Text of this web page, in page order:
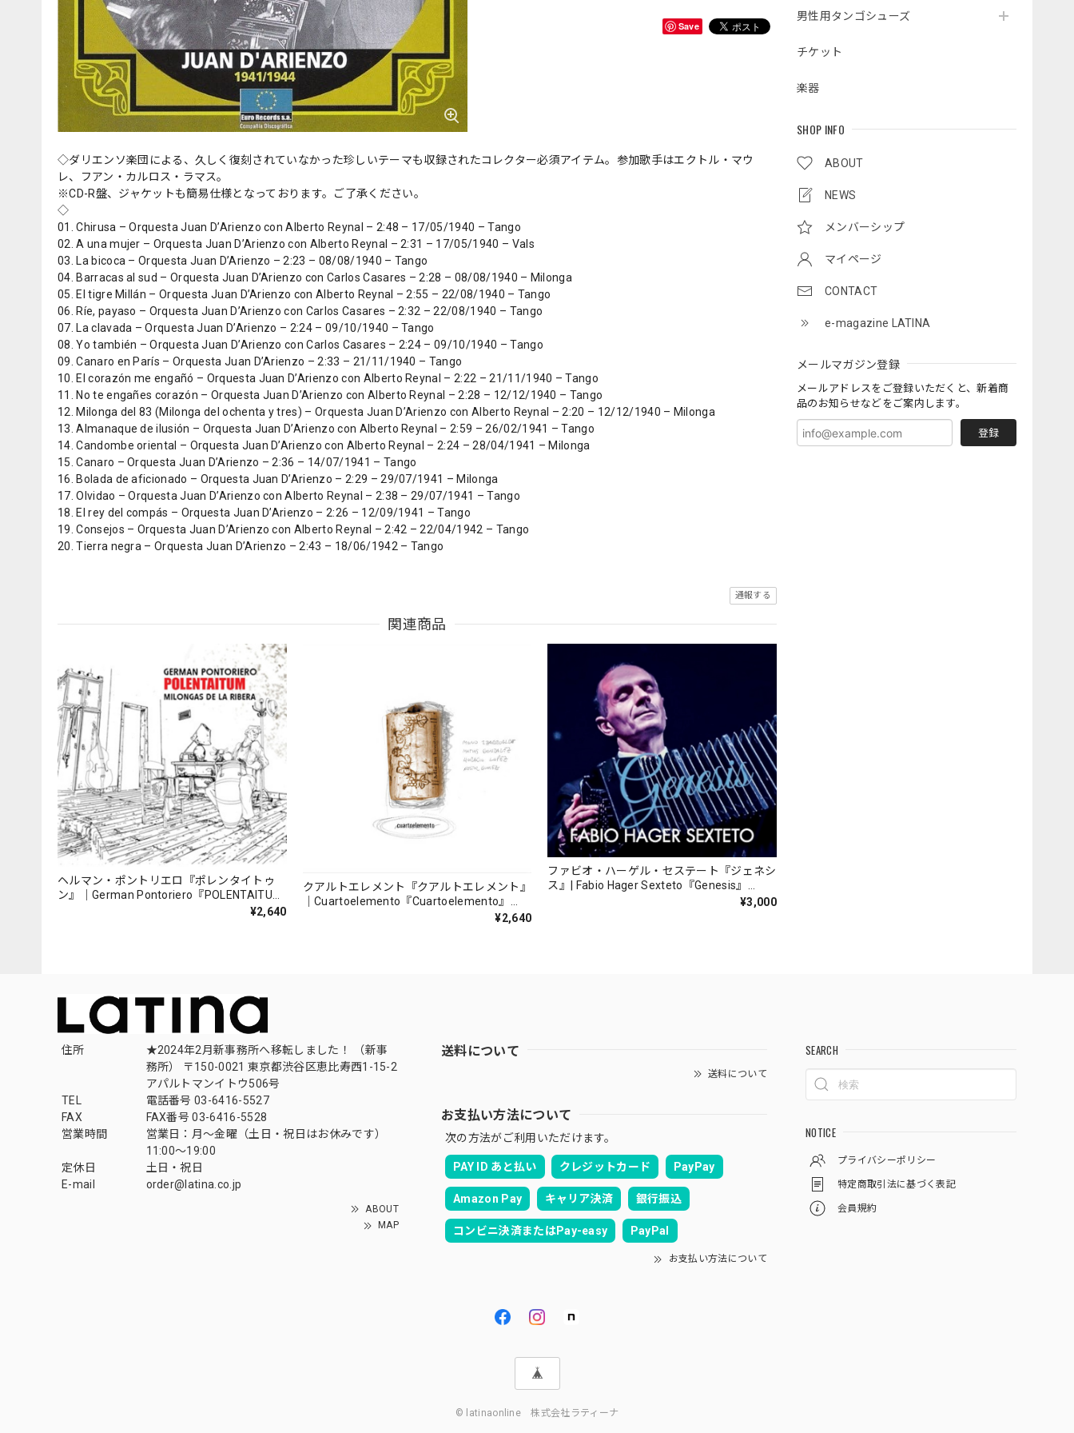
男性用タンゴシューズ
チケット
楽器
SHOP INFO
ABOUT
NEWS
メンバーシップ
マイページ
CONTACT
e-magazine LATINA
メールマガジン登録
メールアドレスをご登録いただくと、新着商
品のお知らせなどをご案内します。
登録
Save
◇ダリエンソ楽団による、久しく復刻されていなかった珍しいテーマも収録されたコレクター必須アイテム。参加歌手はエクトル・マウ
レ、フアン・カルロス・ラマス。
※CD-R盤、ジャケットも簡易仕様となっております。ご了承ください。
◇
01. Chirusa – Orquesta Juan D’Arienzo con Alberto Reynal – 2:48 – 17/05/1940 – Tango
02. A una mujer – Orquesta Juan D’Arienzo con Alberto Reynal – 2:31 – 17/05/1940 – Vals
03. La bicoca – Orquesta Juan D’Arienzo – 2:23 – 08/08/1940 – Tango
04. Barracas al sud – Orquesta Juan D’Arienzo con Carlos Casares – 2:28 – 08/08/1940 – Milonga
05. El tigre Millán – Orquesta Juan D’Arienzo con Alberto Reynal – 2:55 – 22/08/1940 – Tango
06. Ríe, payaso – Orquesta Juan D’Arienzo con Carlos Casares – 2:32 – 22/08/1940 – Tango
07. La clavada – Orquesta Juan D’Arienzo – 2:24 – 09/10/1940 – Tango
08. Yo también – Orquesta Juan D’Arienzo con Carlos Casares – 2:24 – 09/10/1940 – Tango
09. Canaro en París – Orquesta Juan D’Arienzo – 2:33 – 21/11/1940 – Tango
10. El corazón me engañó – Orquesta Juan D’Arienzo con Alberto Reynal – 2:22 – 21/11/1940 – Tango
11. No te engañes corazón – Orquesta Juan D’Arienzo con Alberto Reynal – 2:28 – 12/12/1940 – Tango
12. Milonga del 83 (Milonga del ochenta y tres) – Orquesta Juan D’Arienzo con Alberto Reynal – 2:20 – 12/12/1940 – Milonga
13. Almanaque de ilusión – Orquesta Juan D’Arienzo con Alberto Reynal – 2:59 – 26/02/1941 – Tango
14. Candombe oriental – Orquesta Juan D’Arienzo con Alberto Reynal – 2:24 – 28/04/1941 – Milonga
15. Canaro – Orquesta Juan D’Arienzo – 2:36 – 14/07/1941 – Tango
16. Bolada de aficionado – Orquesta Juan D’Arienzo – 2:29 – 29/07/1941 – Milonga
17. Olvidao – Orquesta Juan D’Arienzo con Alberto Reynal – 2:38 – 29/07/1941 – Tango
18. El rey del compás – Orquesta Juan D’Arienzo – 2:26 – 12/09/1941 – Tango
19. Consejos – Orquesta Juan D’Arienzo con Alberto Reynal – 2:42 – 22/04/1942 – Tango
20. Tierra negra – Orquesta Juan D’Arienzo – 2:43 – 18/06/1942 – Tango
通報する
関連商品
ヘルマン・ポントリエロ『ポレンタイトゥ
ン』｜German Pontoriero『POLENTAITUM
¥2,640
クアルトエレメント『クアルトエレメント』
｜Cuartoelemento『Cuartoelemento』
¥2,640
ファビオ・ハーゲル・セステート『ジェネシ
ス』| Fabio Hager Sexteto『Genesis』
¥3,000
住所
★2024年2月新事務所へ移転しました！ （新事
務所） 〒150-0021 東京都渋谷区恵比寿西1-15-2
アパルトマンイトウ506号
TEL
電話番号 03-6416-5527
FAX
FAX番号 03-6416-5528
営業時間
営業日：月〜金曜（土日・祝日はお休みです）
11:00〜19:00
定休日
土日・祝日
E-mail
order@latina.co.jp
ABOUT
MAP
送料について
送料について
お支払い方法について
次の方法がご利用いただけます。
PAY ID あと払い クレジットカード PayPay
Amazon Pay キャリア決済 銀行振込
コンビニ決済またはPay-easy PayPal
お支払い方法について
SEARCH
NOTICE
プライバシーポリシー
特定商取引法に基づく表記
会員規約
© latinaonline 株式会社ラティーナ